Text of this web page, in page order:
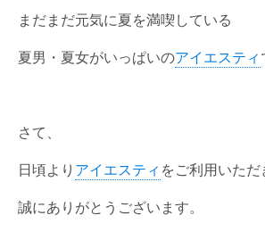
まだまだ元気に夏を満喫している
夏男・夏女がいっぱいのアイエスティ
さて、
日頃より アイエスティ をご利用いただ
誠にありがとうございます。